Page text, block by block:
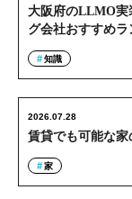
大阪府のLLMO実
グ会社おすすめラ
知識
賃貸でも可能な
2026.07.28
家